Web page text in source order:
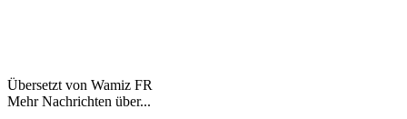
Übersetzt von Wamiz FR
Mehr Nachrichten über...